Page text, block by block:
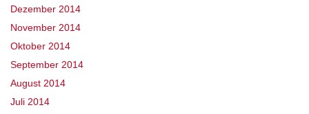
Dezember 2014
November 2014
Oktober 2014
September 2014
August 2014
Juli 2014